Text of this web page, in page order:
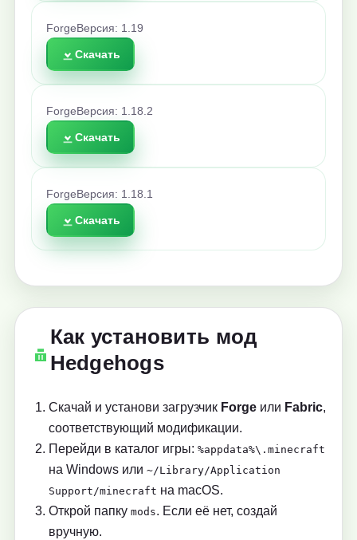
Forge Версия: 1.19
Скачать
Forge Версия: 1.18.2
Скачать
Forge Версия: 1.18.1
Скачать
Как установить мод
Hedgehogs
Скачай и установи загрузчик Forge или Fabric,
соответствующий модификации.
Перейди в каталог игры: %appdata%\.minecraft
на Windows или ~/Library/Application
Support/minecraft на macOS.
Открой папку mods. Если её нет, создай
вручную.